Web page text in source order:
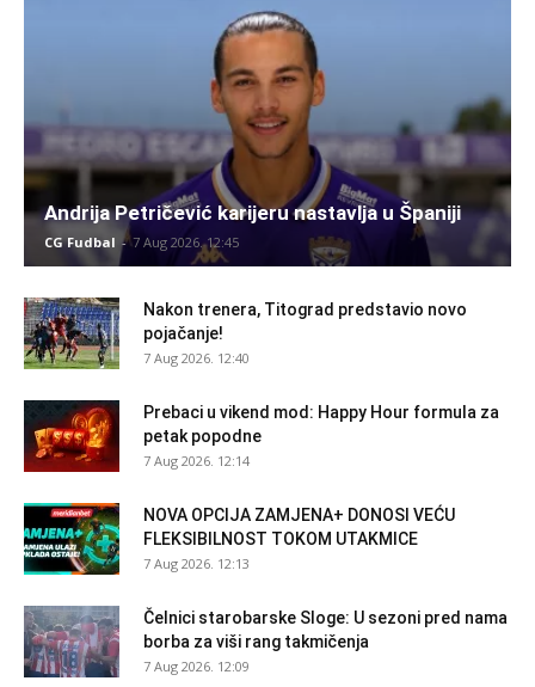
Andrija Petričević karijeru nastavlja u Španiji
CG Fudbal - 7 Aug 2026. 12:45
Nakon trenera, Titograd predstavio novo
pojačanje!
7 Aug 2026. 12:40
Prebaci u vikend mod: Happy Hour formula za
petak popodne
7 Aug 2026. 12:14
NOVA OPCIJA ZAMJENA+ DONOSI VEĆU
FLEKSIBILNOST TOKOM UTAKMICE
7 Aug 2026. 12:13
Čelnici starobarske Sloge: U sezoni pred nama
borba za viši rang takmičenja
7 Aug 2026. 12:09